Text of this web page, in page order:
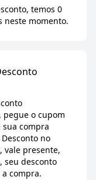
temos 0
neste momento.
pegue o cupom
sua compra
no
vale presente,
seu desconto
compra.